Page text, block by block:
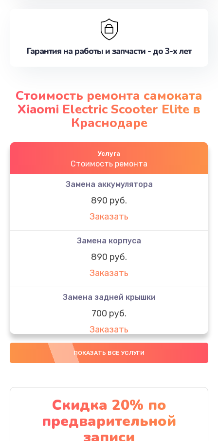
Гарантия на работы и запчасти - до 3-х лет
Стоимость ремонта самоката
Xiaomi Electric Scooter Elite в
Краснодаре
Услуга
Стоимость ремонта
Замена аккумулятора
890 руб.
Заказать
Замена корпуса
890 руб.
Заказать
Замена задней крышки
700 руб.
Заказать
Комплексная чистка
Заказать
Замена стекла
1100 руб.
ПОКАЗАТЬ ВСЕ УСЛУГИ
Скидка 20% по
предварительной